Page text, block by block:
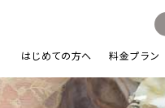
はじめての方へ 料金プラン